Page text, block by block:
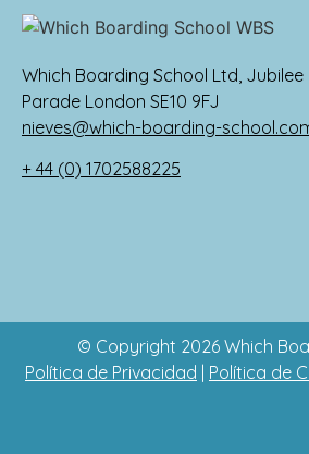
Which Boarding School Ltd,
Parade London SE10 9FJ
nieves@which-boarding-
+ 44 (0) 1702588225
© Copyright 2026 Which
Política de Privacidad | Política de